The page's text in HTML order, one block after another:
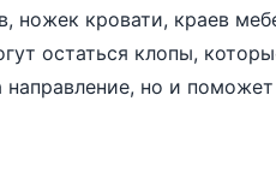
ножек кровати, краев
остаться клопы,
направление, но и